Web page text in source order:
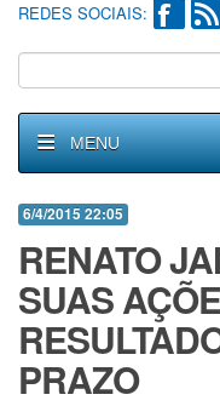
REDES SOCIAIS:
MENU
6/4/2015 22:05
RENATO
SUAS
PRAZO